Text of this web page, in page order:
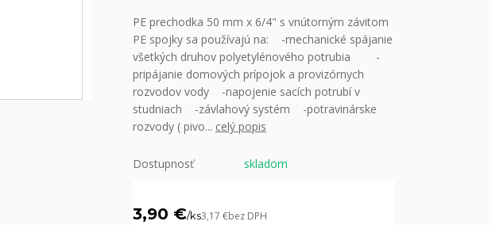
PE prechodka 50 mm x 6/4" s vnútorným závitom
PE spojky sa používajú na: -mechanické spájanie
všetkých druhov polyetylénového potrubia -
pripájanie domových prípojok a provizórnych
rozvodov vody -napojenie sacích potrubí v
studniach -závlahový systém -potravinárske
rozvody ( pivo... celý popis
Dostupnosť skladom
3,90 €/ks3,17 €bez DPH